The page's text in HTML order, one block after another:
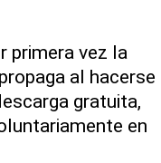
primera vez la
al hacerse
gratuita,
en